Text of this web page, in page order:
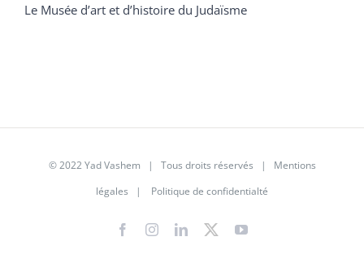
Le Musée d’art et d’histoire du Judaïsme
© 2022 Yad Vashem | Tous droits réservés | Mentions
légales | Politique de confidentialté
FacebookInstagramLinkedIn
X YouTube